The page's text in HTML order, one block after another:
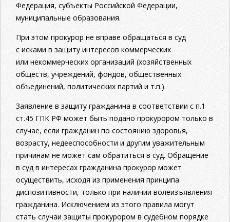
Федерация, субъекты Российской Федерации,
муниципальные образования.
При этом прокурор не вправе обращаться в суд
с исками в защиту интересов коммерческих
или некоммерческих организаций (хозяйственных
обществ, учреждений, фондов, общественных
объединений, политических партий и т.п.).
Заявление в защиту гражданина в соответствии с п.1
ст.45 ГПК РФ может быть подано прокурором только в
случае, если граж­данин по состоянию здоровья,
возрасту, недееспособности и дру­гим уважительным
причинам не может сам обратиться в суд. Об­ращение
в суд в интересах гражданина прокурор может
осущест­вить, исходя из применения принципа
диспозитивности, только при наличии волеизъявления
гражданина. Исключением из этого правила могут
стать случаи защиты прокурором в судебном по­рядке